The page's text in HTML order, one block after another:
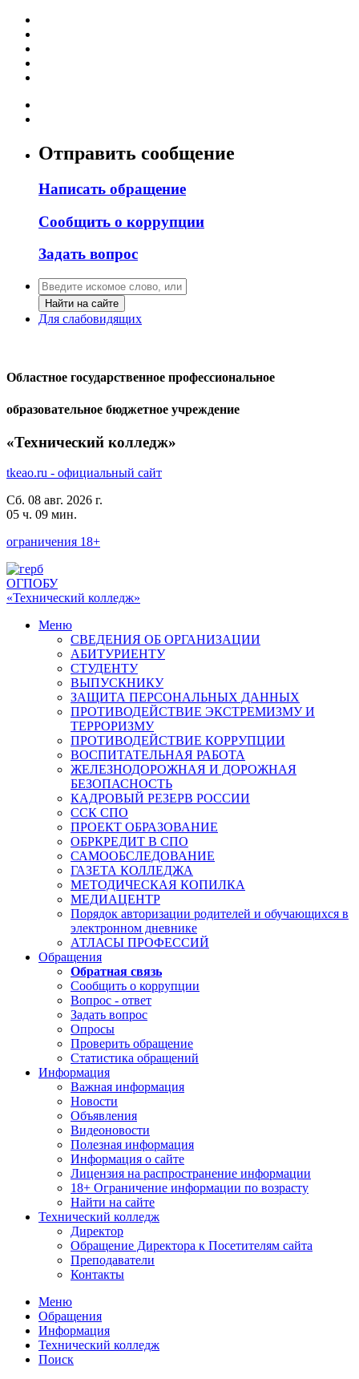
Отправить сообщение
Написать обращение
Сообщить о коррупции
Задать вопрос
Найти на сайте
Для слабовидящих
Областное государственное профессиональное
образовательное бюджетное учреждение
«Технический колледж»
tkeao.ru - официальный сайт
Сб. 08 авг. 2026 г.
05 ч. 09 мин.
ограничения 18+
ОГПОБУ
«Технический колледж»
Меню
СВЕДЕНИЯ ОБ ОРГАНИЗАЦИИ
АБИТУРИЕНТУ
СТУДЕНТУ
ВЫПУСКНИКУ
ЗАЩИТА ПЕРСОНАЛЬНЫХ ДАННЫХ
ПРОТИВОДЕЙСТВИЕ ЭКСТРЕМИЗМУ И
ТЕРРОРИЗМУ
ПРОТИВОДЕЙСТВИЕ КОРРУПЦИИ
ВОСПИТАТЕЛЬНАЯ РАБОТА
ЖЕЛЕЗНОДОРОЖНАЯ И ДОРОЖНАЯ
БЕЗОПАСНОСТЬ
КАДРОВЫЙ РЕЗЕРВ РОССИИ
ССК СПО
ПРОЕКТ ОБРАЗОВАНИЕ
ОБРКРЕДИТ В СПО
САМООБСЛЕДОВАНИЕ
ГАЗЕТА КОЛЛЕДЖА
МЕТОДИЧЕСКАЯ КОПИЛКА
МЕДИАЦЕНТР
Порядок авторизации родителей и обучающихся в
электронном дневнике
АТЛАСЫ ПРОФЕССИЙ
Обращения
Обратная связь
Сообщить о коррупции
Вопрос - ответ
Задать вопрос
Опросы
Проверить обращение
Статистика обращений
Информация
Важная информация
Новости
Объявления
Видеоновости
Полезная информация
Информация о сайте
Лицензия на распространение информации
18+ Ограничение информации по возрасту
Найти на сайте
Технический колледж
Директор
Обращение Директора к Посетителям сайта
Преподаватели
Контакты
Меню
Обращения
Информация
Технический колледж
Поиск